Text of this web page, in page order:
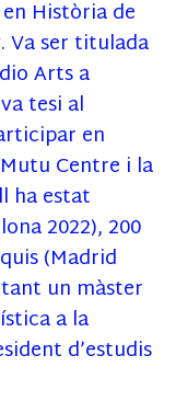
Història de
Va ser titulada
Arts a
tesi al
en
Centre i la
ha estat
2022), 200
(Madrid
un màster
a la
d’estudis